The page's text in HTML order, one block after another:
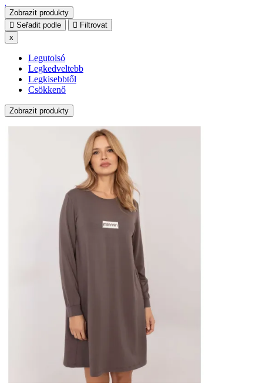
Zobrazit produkty
Seřadit podle
Filtrovat
x
Legutolsó
Legkedveltebb
Legkisebbtől
Csökkenő
Zobrazit produkty